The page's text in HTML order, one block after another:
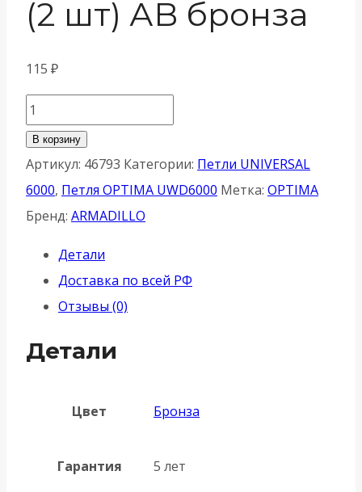
(2 шт) АB бронза
115 ₽
Количество
товара
Комплект
Armadillo
(Армадилло)
CAP.CL/UWD6000.OPTIMA
шт)
АB
бронза
В корзину
Артикул: 46793 Категории: Петли UNIVERSAL
6000, Петля OPTIMA UWD6000 Метка: OPTIMA
Бренд: ARMADILLO
Детали
Доставка по всей РФ
Отзывы (0)
Детали
Цвет Бронза
Гарантия 5 лет